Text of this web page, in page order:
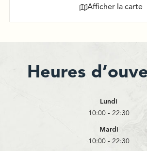
Afficher la carte
Heures
Lundi
10:00 - 22:30
Mardi
10:00 - 22:30